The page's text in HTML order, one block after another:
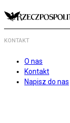
KONTAKT
O nas
Kontakt
Napisz do nas